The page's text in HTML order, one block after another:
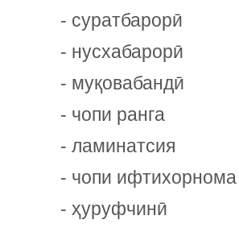
- суратбарорӣ
- нусхабарорӣ
- муқовабандӣ
- чопи ранга
- ламинатсия
- чопи ифтихорнома
- ҳуруфчинӣ